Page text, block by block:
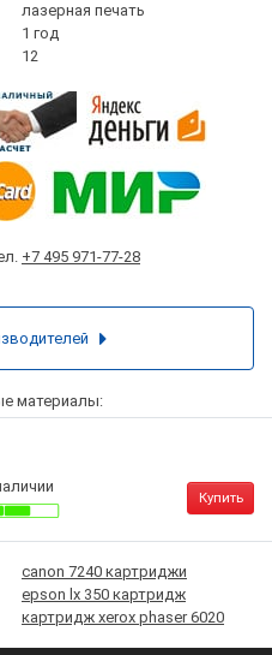
лазерная печать
1 год
12
+7 495 971-77-28
материалы:
Купить
canon 7240 картриджи
epson lx 350 картридж
картридж xerox phaser 6020